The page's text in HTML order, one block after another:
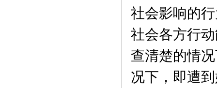
社会影响的
社会各方行
查清楚的情
况下，即遭